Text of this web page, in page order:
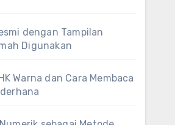
dengan Tampilan
Digunakan
Warna dan Cara Membaca